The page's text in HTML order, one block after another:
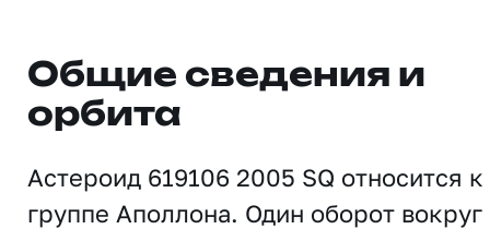
Общие сведения и
орбита
Астероид 619106 2005 SQ относится к
группе Аполлона. Один оборот вокруг